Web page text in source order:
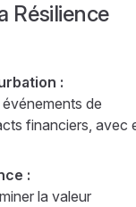
Résilience
:
de
financiers, avec
:
la valeur